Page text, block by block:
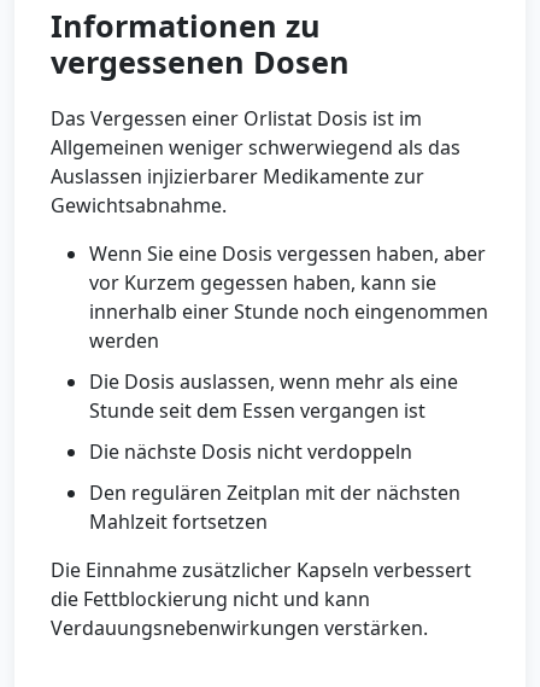
Informationen zu
vergessenen Dosen
Das Vergessen einer Orlistat Dosis ist im
Allgemeinen weniger schwerwiegend als das
Auslassen injizierbarer Medikamente zur
Gewichtsabnahme.
Wenn Sie eine Dosis vergessen haben, aber
vor Kurzem gegessen haben, kann sie
innerhalb einer Stunde noch eingenommen
werden
Die Dosis auslassen, wenn mehr als eine
Stunde seit dem Essen vergangen ist
Die nächste Dosis nicht verdoppeln
Den regulären Zeitplan mit der nächsten
Mahlzeit fortsetzen
Die Einnahme zusätzlicher Kapseln verbessert
die Fettblockierung nicht und kann
Verdauungsnebenwirkungen verstärken.